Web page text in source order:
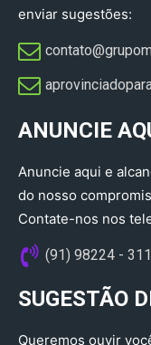
enviar sugestões:
ANUNCIE
Anuncie aqui e
do nosso
Contate-nos nos
(91) 98224 -
SUGESTÃO
Queremos ouvir